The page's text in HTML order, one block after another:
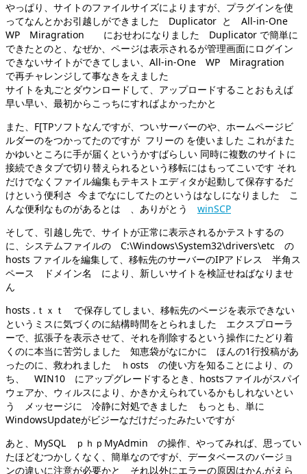
やっぱり、サイトのファイルサイズによりますが、プラグインを使
ってなんとかお引越しができました Duplicator と All-in-One
WP Miragration におせわになりました Duplicator で簡単に
できたとのと、なぜか、ページは表示されるが管理画面にログイン
できないサイトができてしまい、All-in-One WP Miragration
で再チャレンジして事なきをえました
サイトを丸ごとダウンロードして、アップロードすることおもえば
早い早い、最初からこっちにすればよかったかと
また、F[TPソフトなんですが、ついサーバーのや、ホームページビ
ルダーのをつかってたのですが フリーの を使いました これがまた
かゆいところに手が届くというかすばらしい 同時に複数のサイトに
接続できタブで切り替えられるという移転にはもってこいです それ
だけでなくファイル編集もテキストエディタが起動して保存するだ
けという便利さ 今までなにしてたのというはなしになりました こ
んな便利なものがあるとは 、ありがとう winSCP
そして、引越し先で、サイトが正常に表示されるかテストするの
に、システムファイルの C:\Windows\System32\drivers\etc の
hosts ファイルを編集して、移転先のサーバーのIPアドレス 半角ス
ペース ドメイン名 により、新しいサイトを検証せねばなりませ
ん
hosts .ｔｘｔ で保存してしまい、移転先のページを表示できない
というミスに気づくのに結構時間をとられました エクスプローラ
ーで、拡張子を表示させて、それを削除するという操作にたどり着
くのに本当に苦労しました 知恵袋がなにかに ほんの1行投稿があ
ったのに、救われました ｈosts の使い方を知ることにより、の
ち、 WIN10 にアップグレードするとき、hostsファイルがスパイ
ウェアか、ウィルスにより、かきかえられているかもしれないとい
う メッセージに 冷静に対処できました もっとも、単に
WindowsUpdateがビジーなだけだったみたいですが
あと、MySQL ｐｈｐMyAdmin の操作、やってみれば、思ってい
たほどむつかしくなく、簡単なのですが、データベースのバージョ
ンの違いに注意が必要かと それ以外にエラーの原因はかんがえら